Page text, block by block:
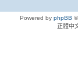
Powered by phpBB
正體中